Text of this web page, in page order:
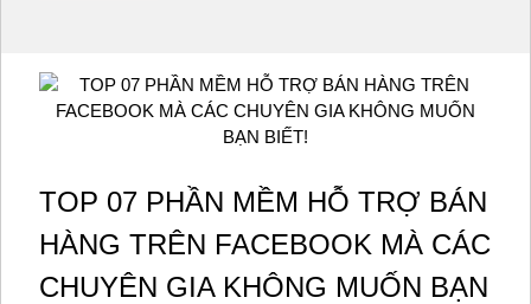
TOP 07 PHẦN MỀM HỖ TRỢ BÁN
HÀNG TRÊN FACEBOOK MÀ CÁC
CHUYÊN GIA KHÔNG MUỐN BẠN